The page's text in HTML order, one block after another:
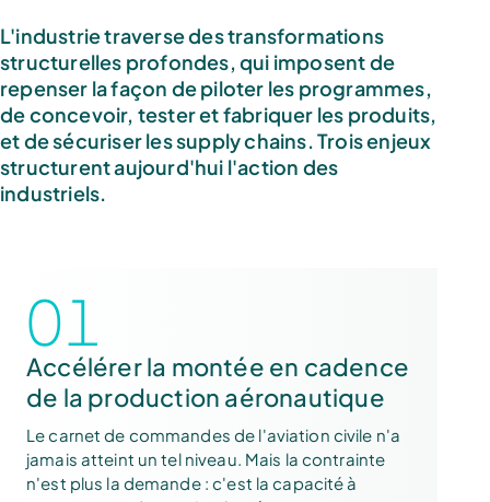
L'industrie traverse des transformations
structurelles profondes, qui imposent de
repenser la façon de piloter les programmes,
de concevoir, tester et fabriquer les produits,
et de sécuriser les supply chains. Trois enjeux
structurent aujourd'hui l'action des
industriels.
01
Accélérer la montée en cadence
de la production aéronautique
Le carnet de commandes de l'aviation civile n'a
jamais atteint un tel niveau. Mais la contrainte
n'est plus la demande : c'est la capacité à